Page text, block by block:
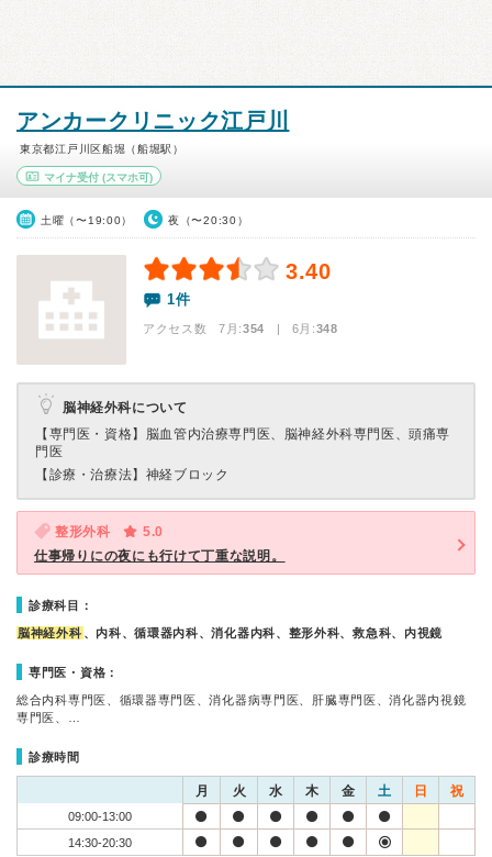
アンカークリニック江戸川
東京都江戸川区船堀（船堀駅）
マイナ受付 (スマホ可)
土曜（〜19:00） 夜（〜20:30）
3.40
1件
アクセス数 7月:354 | 6月:348
脳神経外科について
【専門医・資格】 脳血管内治療専門医、脳神経外科専門医、頭痛専
門医
【診療・治療法】 神経ブロック
整形外科
5.0
仕事帰りにの夜にも行けて丁重な説明。
診療科目：
脳神経外科 、内科、循環器内科、消化器内科、整形外科、救急科、内視鏡
専門医・資格：
総合内科専門医、循環器専門医、消化器病専門医、肝臓専門医、消化器内視鏡
専門医、…
診療時間
月 火 水 木 金 土 日 祝
09:00-13:00
14:30-20:30